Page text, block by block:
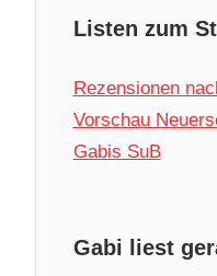
Listen zum
Rezensionen
Vorschau
Gabis SuB
Gabi liest